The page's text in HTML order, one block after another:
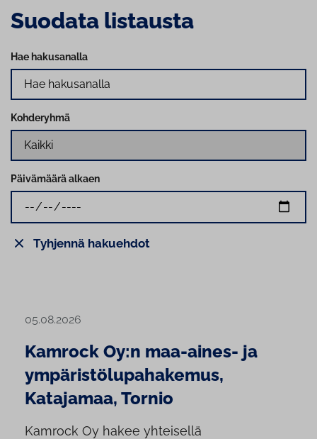
05.08.2026
Kamrock Oy:n maa-aines- ja
ympäristölupahakemus,
Katajamaa, Tornio
Kamrock Oy hakee yhteisellä
Suodata listausta
Hae hakusanalla
Kohderyhmä
Päivämäärä alkaen
Tyhjennä hakuehdot